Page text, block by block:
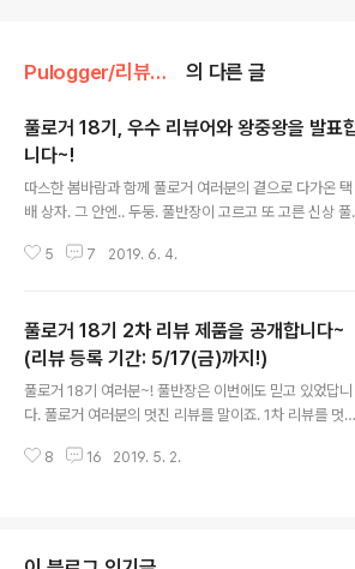
Pulogger/리뷰단 [풀로거] 공지 의 다른 글
풀로거 18기, 우수 리뷰어와 왕중왕을 발표
니다~!
따스한 봄바람과 함께 풀로거 여러분의 곁으로 다가온 택
배 상자. 그 안엔.. 두둥. 풀반장이 고르고 또 고른 신상 풀
제품들이었는데요. 역시나 큰 손 풀반장의 매직터치가 가
같은 제품이 여러개 들어있기도 했으니 택배 상자가 정~~
~말 무거우셨을듯 하네요. 후후. 그런 풀반장의 마음에 보
답하듯 열정적인 리뷰로 답해주신 풀로거 18기 여러분! 이
자리를 빌려 다시 한 번 고맙고. 감사하고. 사..사.. 좋아한다
는 말씀 전합니다! 풀로거 18기의 리뷰는 풀반장이 한편 한
편 꼼꼼히 살펴보고 보고 또 봤거든요! 보내주신 피드..
5 7 2019. 6. 4.
풀로거 18기 2차 리뷰 제품을 공개합니다~
(리뷰 등록 기간: 5/17(금)까지!)
풀로거 18기 여러분~! 풀반장은 이번에도 믿고 있었답니
다. 풀로거 여러분의 멋진 리뷰를 말이죠. 1차 리뷰를 멋지
1차 때 멋진 리뷰를 선사해주신 풀로거 18기 분들께 보답
"가벼운 녀석들로 기분 up~~!" 제품은 가볍지만 풀로거분
8 16 2019. 5. 2.